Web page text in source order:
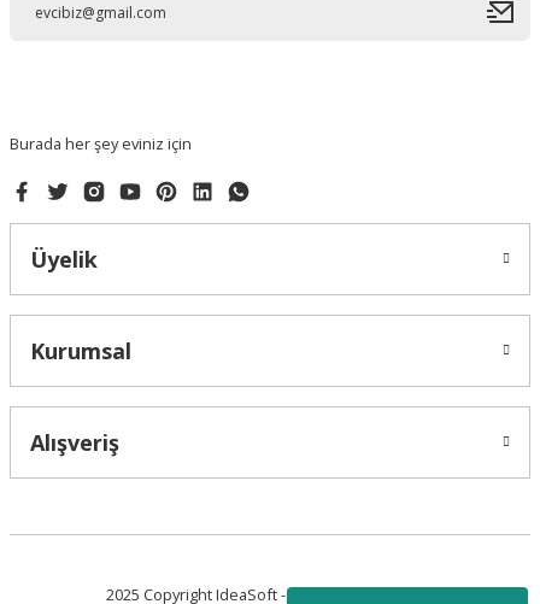
Burada her şey eviniz için
Üyelik
Kurumsal
Alışveriş
2025 Copyright IdeaSoft - Tüm Hakları Saklıdır.